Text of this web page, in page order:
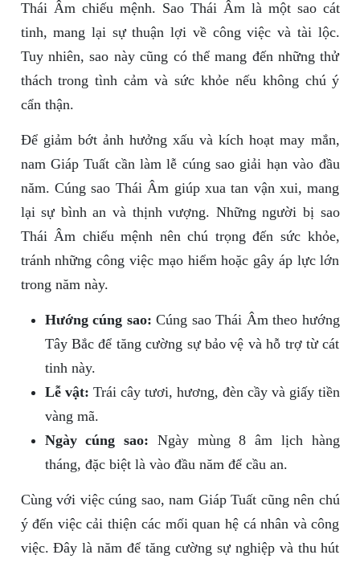
Thái Âm chiếu mệnh. Sao Thái Âm là một sao cát
tinh, mang lại sự thuận lợi về công việc và tài lộc.
Tuy nhiên, sao này cũng có thể mang đến những thử
thách trong tình cảm và sức khỏe nếu không chú ý
cẩn thận.
Để giảm bớt ảnh hưởng xấu và kích hoạt may mắn,
nam Giáp Tuất cần làm lễ cúng sao giải hạn vào đầu
năm. Cúng sao Thái Âm giúp xua tan vận xui, mang
lại sự bình an và thịnh vượng. Những người bị sao
Thái Âm chiếu mệnh nên chú trọng đến sức khỏe,
tránh những công việc mạo hiểm hoặc gây áp lực lớn
trong năm này.
Hướng cúng sao: Cúng sao Thái Âm theo hướng
Tây Bắc để tăng cường sự bảo vệ và hỗ trợ từ cát
tinh này.
Lễ vật: Trái cây tươi, hương, đèn cầy và giấy tiền
vàng mã.
Ngày cúng sao: Ngày mùng 8 âm lịch hàng
tháng, đặc biệt là vào đầu năm để cầu an.
Cùng với việc cúng sao, nam Giáp Tuất cũng nên chú
ý đến việc cải thiện các mối quan hệ cá nhân và công
việc. Đây là năm để tăng cường sự nghiệp và thu hút